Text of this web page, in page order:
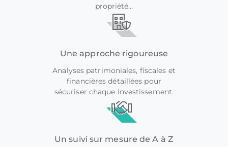
propriété…
Une approche rigoureuse
Analyses patrimoniales, fiscales et
financières détaillées pour
sécuriser chaque investissement.
Un suivi sur mesure de A à Z